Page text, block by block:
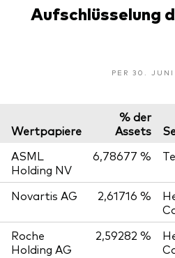
Aufschlüsselung
PER 30.
Wertpapiere
% der
Assets
ASML
Holding NV
6,78677 %
Novartis AG 2,61716 %
Roche
Holding AG
2,59282 %